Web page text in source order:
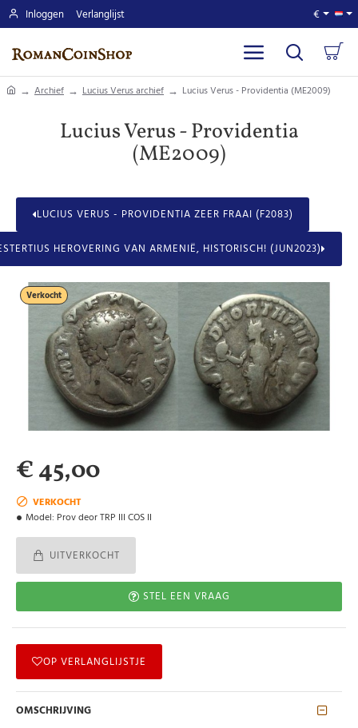
Inloggen Verlanglijst €
homeArchief Lucius Verus archief Lucius Verus - Providentia (ME2009)
Lucius Verus - Providentia
(ME2009)
LUCIUS VERUS - PROVIDENTIA ZEER FRAAI (F2083)
HEROVERING VAN ARMENIË, HISTORISCH! (JUN2023)
Verkocht
VERKOCHT
Model: Prov deor TRP III COS II
€ 45,00
UITVERKOCHT
STEL EEN VRAAG
OP VERLANGLIJSTJE
OMSCHRIJVING